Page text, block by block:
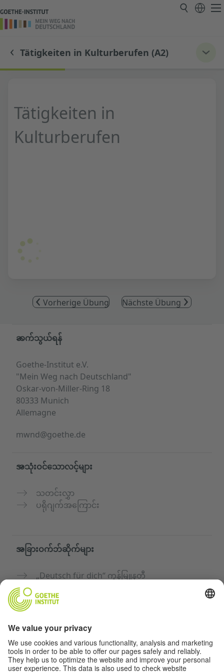
Tätigkeiten in Kulturberufen (A2)
Tätigkeiten in
Kulturberufen
Vorherige Übung Nächste Übung
Service- und Informationsbereich
ဆက်သွယ်ရန်
Goethe-Institut e.V.
"Mein Weg nach Deutschland"
Oskar-von-Miller-Ring 18
80333 Munich
Allemagne
mwnd@goethe.de
အသုံးဝင်သောလင့်များ
သတင်းလွှာ
ပရိုဂျက်အကြောင်း
အခြားဝက်ဘ်ဆိုက်များ
„Deutsch für dich“ ကွန်မြူနတီ
Goethe-Institut ၏ ဂျာမန်ဘာသာသင်တန်းများ
ကိုယ်ရေးအချက်အလက်နှင့် ဝင်ရောက်နိုင်မှု